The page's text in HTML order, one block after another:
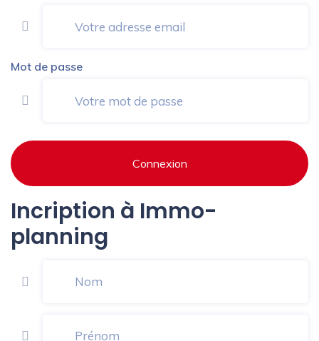
Mot de passe
Connexion
Incription à Immo-
planning